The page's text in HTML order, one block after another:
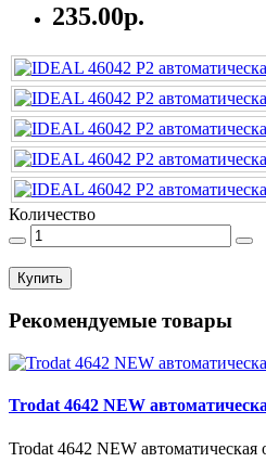
235.00р.
Количество
Купить
Рекомендуемые товары
Trodat 4642 NEW
Trodat 4642 NEW